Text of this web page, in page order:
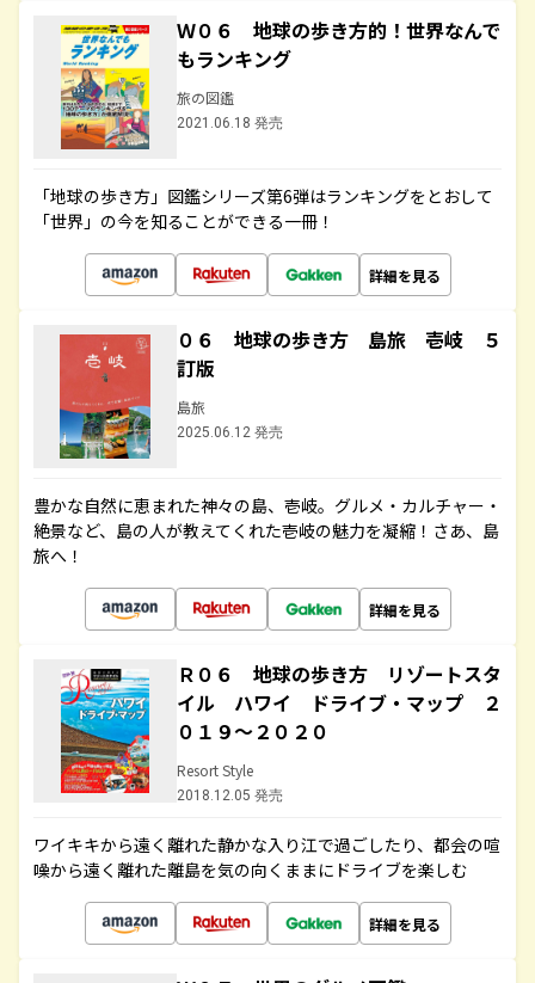
Ｗ０６ 地球の歩き方的！世界なんで
もランキング
旅の図鑑
2021.06.18 発売
「地球の歩き方」図鑑シリーズ第6弾はランキングをとおして
「世界」の今を知ることができる一冊！
詳細を見る
０６ 地球の歩き方 島旅 壱岐 ５
訂版
島旅
2025.06.12 発売
豊かな自然に恵まれた神々の島、壱岐。グルメ・カルチャー・
絶景など、島の人が教えてくれた壱岐の魅力を凝縮！さあ、島
旅へ！
詳細を見る
Ｒ０６ 地球の歩き方 リゾートスタ
イル ハワイ ドライブ・マップ ２
０１９～２０２０
Resort Style
2018.12.05 発売
ワイキキから遠く離れた静かな入り江で過ごしたり、都会の喧
噪から遠く離れた離島を気の向くままにドライブを楽しむ
詳細を見る